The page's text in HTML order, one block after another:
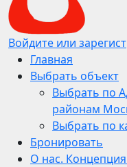
Войдите или
Главная
Выбрать объект
Выбрать по
районам
Выбрать по
Бронировать
О нас.